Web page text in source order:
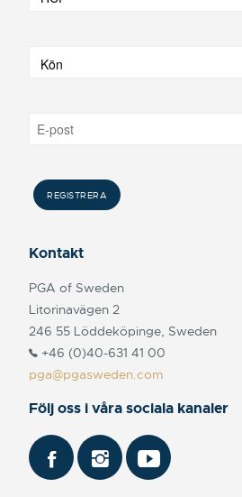
Kontakt
PGA of Sweden
Litorinavägen 2
246 55 Löddeköpinge, Sweden
+46 (0)40-631 41 00
pga@pgasweden.com
Följ oss i våra sociala kanaler